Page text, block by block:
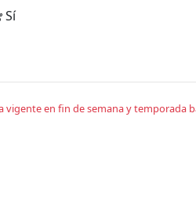
Sí
vigente en fin de semana y temporada